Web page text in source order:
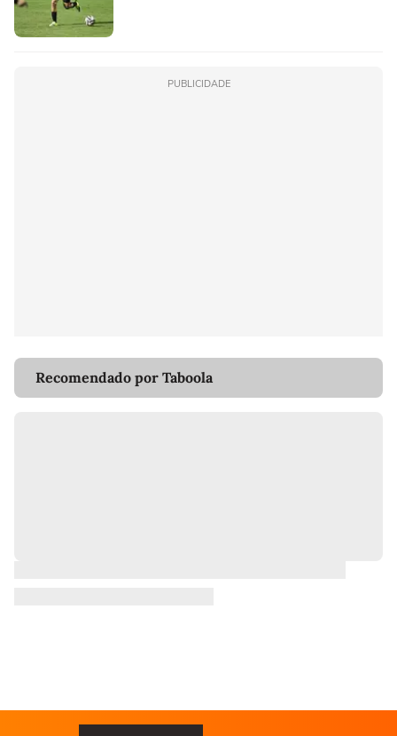
PUBLICIDADE
Recomendado por Taboola